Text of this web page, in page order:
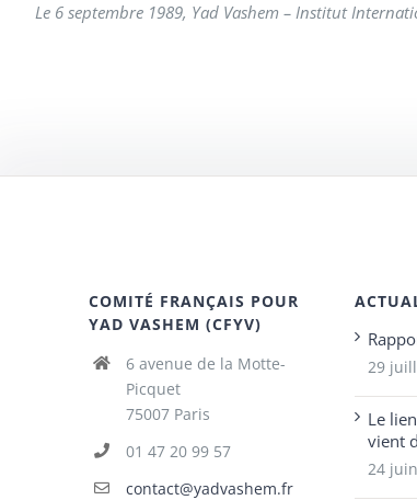
Le 6 septembre 1989, Yad Vashem – Institut
COMITÉ FRANÇAIS POUR
YAD VASHEM (CFYV)
6 avenue de la Motte-
Picquet
75007 Paris
01 47 20 99 57
contact@yadvashem.fr
29
Le
vient
24